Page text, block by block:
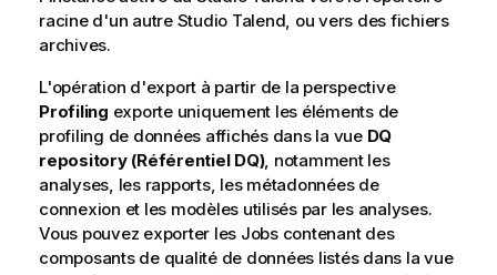
racine d'un autre Studio Talend, ou vers des fichiers
archives.
L'opération d'export à partir de la perspective
Profiling exporte uniquement les éléments de
profiling de données affichés dans la vue DQ
repository (Référentiel DQ), notamment les
analyses, les rapports, les métadonnées de
connexion et les modèles utilisés par les analyses.
Vous pouvez exporter les Jobs contenant des
composants de qualité de données listés dans la vue